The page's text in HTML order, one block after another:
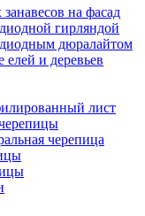
на фасад
гирляндой
дюралайтом
и деревьев
лист
черепица